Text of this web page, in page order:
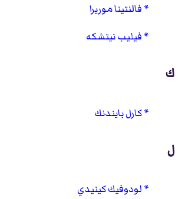
فالنتينا موريرا
فيليب نيتشكه
ك
كارل بايندنك
ل
لودوفيك كينيدي